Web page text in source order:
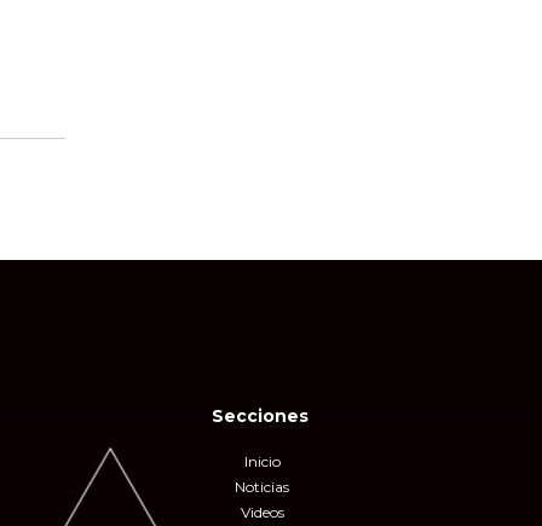
Secciones
Inicio
Noticias
Videos